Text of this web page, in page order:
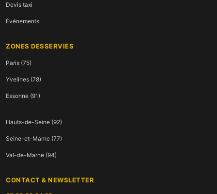
Devis taxi
Événements
ZONES DESSERVIES
Paris (75)
Yvelines (78)
Essonne (91)
Hauts-de-Seine (92)
Seine-et-Marne (77)
Val-de-Marne (94)
CONTACT & NEWSLETTER